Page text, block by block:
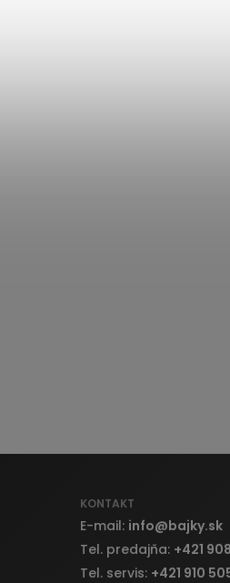
KONTAKT
E-mail: info@bajky.sk
Tel. predajňa: +421
Tel. servis: +421 910